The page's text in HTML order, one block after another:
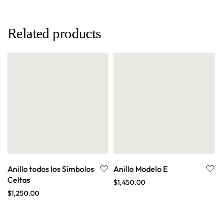
Related products
Anillo todos los Símbolos
Celtas
$1,250.00
Anillo Modelo E
$1,450.00